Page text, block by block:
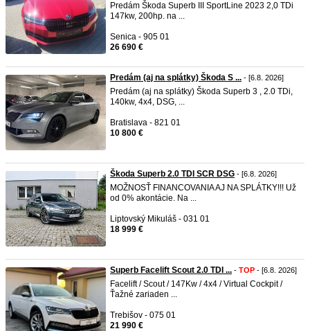
Predám Škoda Superb III SportLine 2023 2,0 TDi
147kw, 200hp. na ...
Senica - 905 01
26 690 €
Predám (aj na splátky) Škoda S ... - [6.8. 2026]
Predám (aj na splátky) Škoda Superb 3 , 2.0 TDi,
140kw, 4x4, DSG, ...
Bratislava - 821 01
10 800 €
Škoda Superb 2.0 TDI SCR DSG - [6.8. 2026]
MOŽNOSŤ FINANCOVANIA AJ NA SPLÁTKY!!! Už
od 0% akontácie. Na ...
Liptovský Mikuláš - 031 01
18 999 €
Superb Facelift Scout 2.0 TDI ... - TOP - [6.8. 2026]
Facelift / Scout / 147Kw / 4x4 / Virtual Cockpit /
Ťažné zariaden ...
Trebišov - 075 01
21 990 €